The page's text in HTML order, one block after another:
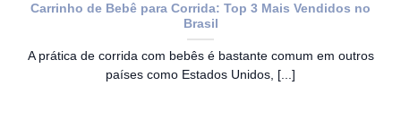
Carrinho de Bebê para Corrida: Top 3 Mais Vendidos no
Brasil
A prática de corrida com bebês é bastante comum em outros
países como Estados Unidos, [...]